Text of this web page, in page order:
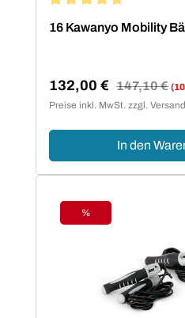
16 Kawanyo Mobility
Verkaufspreis:
132,00 € Regulärer Preis:
147,10 €
Preise inkl. MwSt. zzgl.
In den
Rabatt
%